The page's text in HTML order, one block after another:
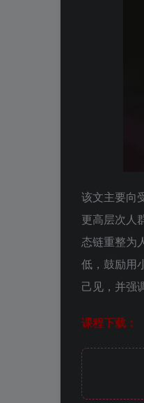
该文主要向
更高层次人
态链重整为
低，鼓励用
己见，并强
课程下载：